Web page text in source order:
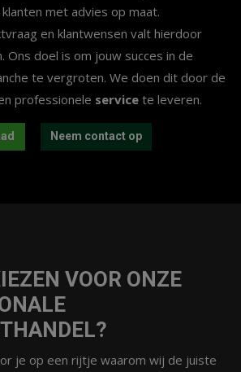
met advies op maat.
en klantwensen valt hierdoor
Ons doel is om jouw succes in de
te vergroten. We doen dit door de
professionele service te leveren.
Neem contact op
VOOR ONZE
je op een rijtje waarom wij de juiste